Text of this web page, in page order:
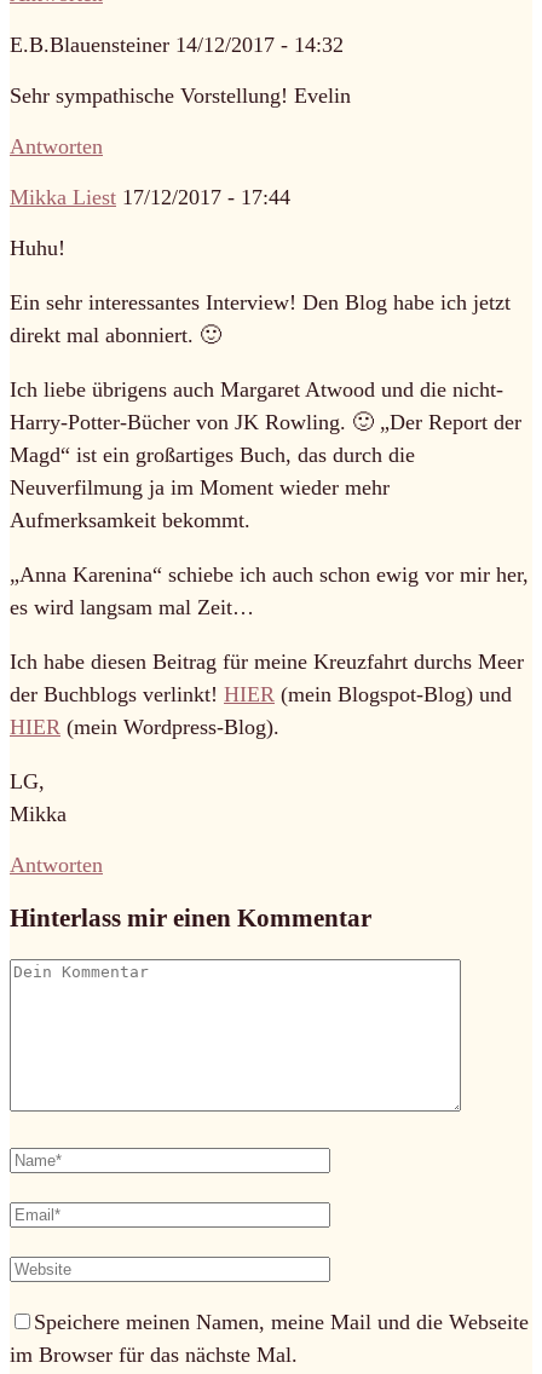
E.B.Blauensteiner 14/12/2017 - 14:32
Sehr sympathische Vorstellung! Evelin
Antworten
Mikka Liest 17/12/2017 - 17:44
Huhu!
Ein sehr interessantes Interview! Den Blog habe ich jetzt
direkt mal abonniert. 🙂
Ich liebe übrigens auch Margaret Atwood und die nicht-
Harry-Potter-Bücher von JK Rowling. 🙂 „Der Report der
Magd“ ist ein großartiges Buch, das durch die
Neuverfilmung ja im Moment wieder mehr
Aufmerksamkeit bekommt.
„Anna Karenina“ schiebe ich auch schon ewig vor mir her,
es wird langsam mal Zeit…
Ich habe diesen Beitrag für meine Kreuzfahrt durchs Meer
der Buchblogs verlinkt! HIER (mein Blogspot-Blog) und
HIER (mein Wordpress-Blog).
LG,
Mikka
Antworten
Hinterlass mir einen Kommentar
Speichere meinen Namen, meine Mail und die Webseite
im Browser für das nächste Mal.